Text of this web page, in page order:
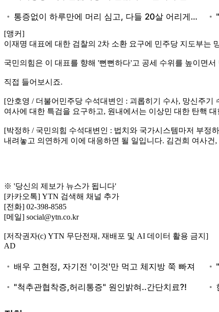
[앵커]
이재명 대표에 대한 검찰의 2차 소환 요구에 민주당 지도부는
국민의힘은 이 대표를 향해 '뻔뻔하다'고 공세 수위를 높이면
직접 들어보시죠.
[안호영 / 더불어민주당 수석대변인 : 괴롭히기 수사, 망신주
여사에 대한 특검을 요구하고, 원내에서는 이상민 대한 탄핵
[박정하 / 국민의힘 수석대변인 : 법치와 국가시스템마저 부정
내려놓고 의연하게 이에 대응하면 될 일입니다. 김건희 여사
※ '당신의 제보가 뉴스가 됩니다'
[카카오톡] YTN 검색해 채널 추가
[전화] 02-398-8585
[메일] social@ytn.co.kr
[저작권자(c) YTN 무단전재, 재배포 및 AI 데이터 활용 금지]
AD